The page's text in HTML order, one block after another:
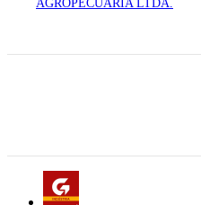
AGROPECUARIA LTDA.